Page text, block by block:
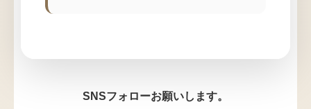
SNSフォローお願いします。